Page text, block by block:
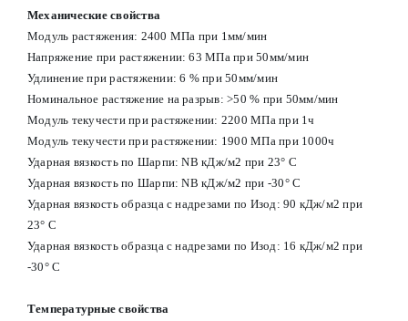
Механические свойства
Модуль растяжения: 2400 МПа при 1мм/мин
Напряжение при растяжении: 63 МПа при 50мм/мин
Удлинение при растяжении: 6 % при 50мм/мин
Номинальное растяжение на разрыв: >50 % при 50мм/мин
Модуль текучести при растяжении: 2200 МПа при 1ч
Модуль текучести при растяжении: 1900 МПа при 1000ч
Ударная вязкость по Шарпи: NB кДж/м2 при 23° С
Ударная вязкость по Шарпи: NB кДж/м2 при -30° С
Ударная вязкость образца с надрезами по Изод: 90 кДж/м2 при
23° С
Ударная вязкость образца с надрезами по Изод: 16 кДж/м2 при
-30° С
Температурные свойства